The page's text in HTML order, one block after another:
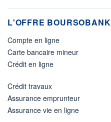
L'OFFRE BOURSOBANK
Compte en ligne
Carte bancaire mineur
Crédit en ligne
Crédit travaux
Assurance emprunteur
Assurance vie en ligne